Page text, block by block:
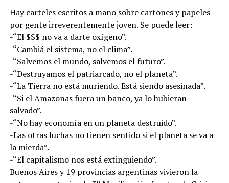
Hay carteles escritos a mano sobre cartones y papeles
por gente irreverentemente joven. Se puede leer:
-“El $$$ no va a darte oxígeno”.
-“Cambiá el sistema, no el clima”.
-“Salvemos el mundo, salvemos el futuro”.
-“Destruyamos el patriarcado, no el planeta”.
-“La Tierra no está muriendo. Está siendo asesinada”.
-“Si el Amazonas fuera un banco, ya lo hubieran
salvado”.
-“No hay economía en un planeta destruido”.
-Las otras luchas no tienen sentido si el planeta se va a
la mierda”.
-“El capitalismo nos está extinguiendo”.
Buenos Aires y 19 provincias argentinas vivieron la